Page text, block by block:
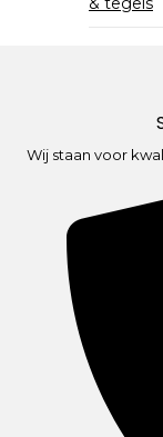
Wij staan voor